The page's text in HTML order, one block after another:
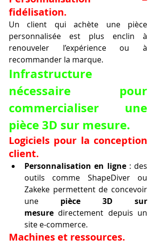
fidélisation.
Un client qui achète une pièce
personnalisée est plus enclin à
renouveler l’expérience ou à
recommander la marque.
Infrastructure
nécessaire pour
commercialiser une
pièce 3D sur mesure.
Logiciels pour la conception
client.
Personnalisation en ligne : des
outils comme ShapeDiver ou
Zakeke permettent de concevoir
une pièce 3D sur
mesure directement depuis un
site e-commerce.
Machines et ressources.